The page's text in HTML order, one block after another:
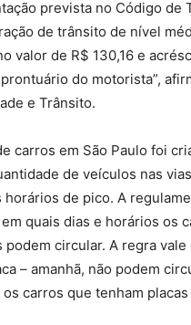
prevista no Código de
de trânsito de nível
valor de R$ 130,16 e
do motorista”,
e Trânsito.
carros em São Paulo foi
de veículos nas
horários de pico. A
quais dias e horários os
podem circular. A regra vale
– amanhã, não podem
carros que tenham placas